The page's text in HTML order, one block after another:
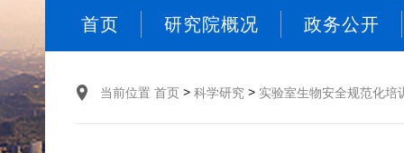
首页 研究院概况 政务公开
当前位置 首页 > 科学研究 > 实验室生物安全规范化培